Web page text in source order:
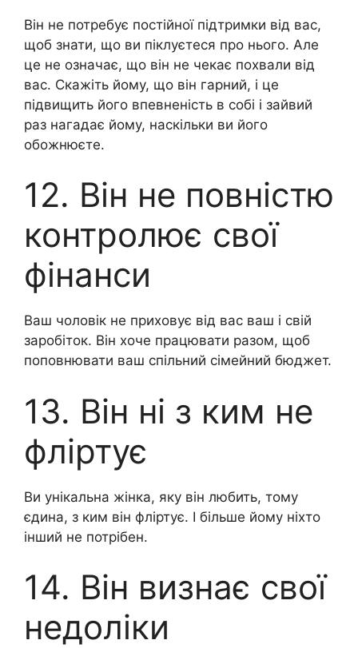
Він не потребує постійної підтримки від вас,
щоб знати, що ви піклуєтеся про нього. Але
це не означає, що він не чекає похвали від
вас. Скажіть йому, що він гарний, і це
підвищить його впевненість в собі і зайвий
раз нагадає йому, наскільки ви його
обожнюєте.
12. Він не повністю
контролює свої
фінанси
Ваш чоловік не приховує від вас ваш і свій
заробіток. Він хоче працювати разом, щоб
поповнювати ваш спільний сімейний бюджет.
13. Він ні з ким не
фліртує
Ви унікальна жінка, яку він любить, тому
єдина, з ким він фліртує. І більше йому ніхто
інший не потрібен.
14. Він визнає свої
недоліки